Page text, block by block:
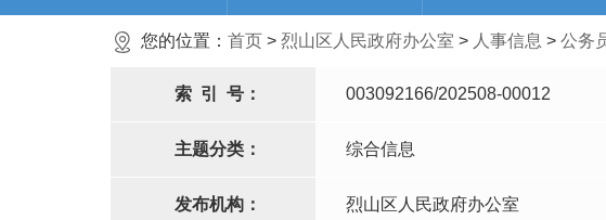
您的位置： 首页 > 烈山区人民政府办公室 > 人事信息 > 公务
索 引 号： 003092166/202508-00012
主题分类： 综合信息
发布机构： 烈山区人民政府办公室